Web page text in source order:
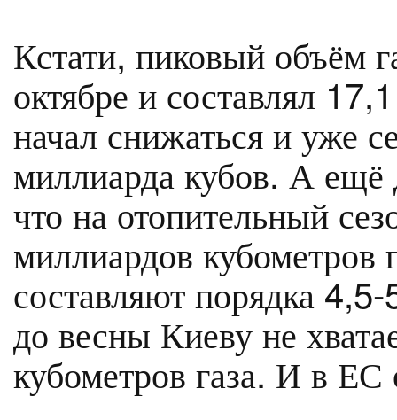
Кстати, пиковый объём
октябре и составлял
начал снижаться и уже
миллиарда кубов. А ещё
что на отопительный
миллиардов кубометров
составляют порядка
до весны Киеву не
кубометров газа. И в ЕС